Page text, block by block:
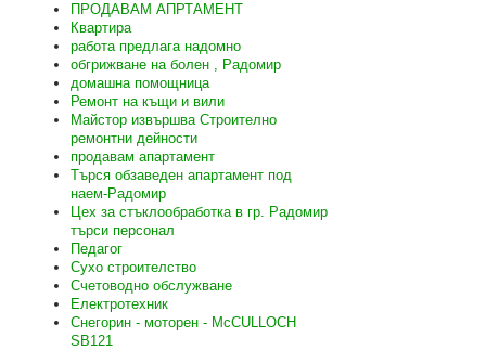
ПРОДАВАМ АПРТАМЕНТ
Квартира
работа предлага надомно
обгрижване на болен , Радомир
домашна помощница
Ремонт на къщи и вили
Майстор извършва Строително
ремонтни дейности
продавам апартамент
Търся обзаведен апартамент под
наем-Радомир
Цех за стъклообработка в гр. Радомир
търси персонал
Педагог
Сухо строителство
Счетоводно обслужване
Електротехник
Снегорин - моторен - McCULLOCH
SB121